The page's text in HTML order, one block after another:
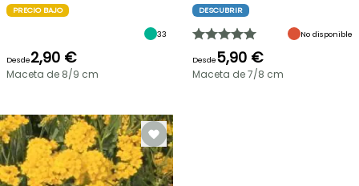
PRECIO BAJO
33
Desde2,90 €
Maceta de 8/9 cm
DESCUBRIR
No disponible
Desde5,90 €
Maceta de 7/8 cm